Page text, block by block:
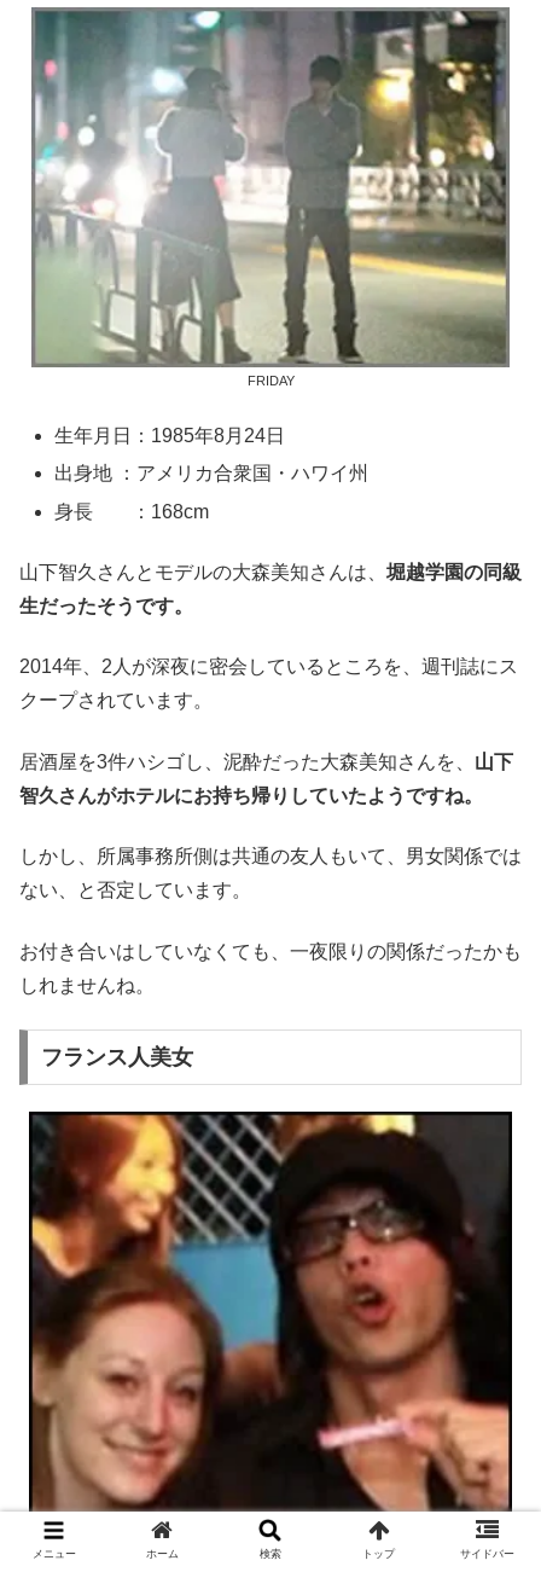
FRIDAY
生年月日：1985年8月24日
出身地 ：アメリカ合衆国・ハワイ州
身長 ：168cm
山下智久さんとモデルの大森美知さんは、 堀越学園の同級
生だったそうです。
2014年、2人が深夜に密会しているところを、週刊誌にス
クープされています。
居酒屋を3件ハシゴし、泥酔だった大森美知さんを、 山下
智久さんがホテルにお持ち帰りしていたようですね。
しかし、所属事務所側は共通の友人もいて、男女関係では
ない、と否定しています。
お付き合いはしていなくても、一夜限りの関係だったかも
しれませんね。
フランス人美女
メニュー ホーム 検索 トップ サイドバー